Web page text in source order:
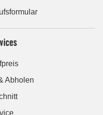
Abholen